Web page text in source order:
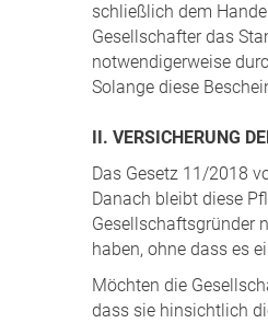
schließlich dem
Gesellschafter das
notwendigerweise
Solange diese
II. VERSICHERUNG
Das Gesetz 11/2018
Danach bleibt diese
Gesellschaftsgründer
haben, ohne dass es
Möchten die
dass sie hinsichtlich